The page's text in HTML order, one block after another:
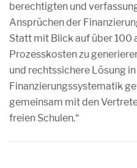
berechtigten und
Ansprüchen der
Statt mit Blick auf über 100
Prozesskosten zu
und rechtssichere Lösung
Finanzierungssystematik
gemeinsam mit den
freien Schulen.“